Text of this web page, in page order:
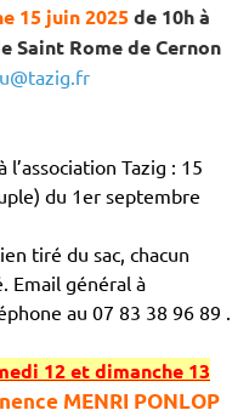
15 juin 2025de 10h à
Saint Rome de Cernon
Tazig : 15
du 1er septembre
tiré du sac, chacun
Email général à
au 07 83 38 96 89 .
12 et dimanche 13
MENRI PONLOP